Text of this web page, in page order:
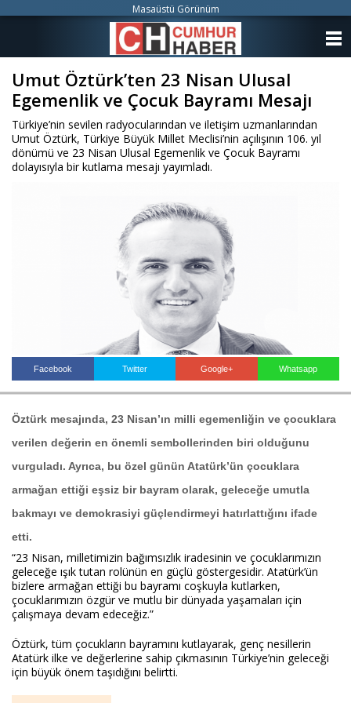
Umut Öztürk’ten 23 Nisan Ulusal
Egemenlik ve Çocuk Bayramı Mesajı
Türkiye’nin sevilen radyocularından ve iletişim uzmanlarından
Umut Öztürk, Türkiye Büyük Millet Meclisi’nin açılışının 106. yıl
dönümü ve 23 Nisan Ulusal Egemenlik ve Çocuk Bayramı
dolayısıyla bir kutlama mesajı yayımladı.
Facebook Twitter Google+ Whatsapp
Öztürk mesajında, 23 Nisan’ın milli egemenliğin ve çocuklara
verilen değerin en önemli sembollerinden biri olduğunu
vurguladı. Ayrıca, bu özel günün Atatürk’ün çocuklara
armağan ettiği eşsiz bir bayram olarak, geleceğe umutla
bakmayı ve demokrasiyi güçlendirmeyi hatırlattığını ifade
etti.
“23 Nisan, milletimizin bağımsızlık iradesinin ve çocuklarımızın
geleceğe ışık tutan rolünün en güçlü göstergesidir. Atatürk’ün
bizlere armağan ettiği bu bayramı coşkuyla kutlarken,
çocuklarımızın özgür ve mutlu bir dünyada yaşamaları için
çalışmaya devam edeceğiz.”
Öztürk, tüm çocukların bayramını kutlayarak, genç nesillerin
Atatürk ilke ve değerlerine sahip çıkmasının Türkiye’nin geleceği
için büyük önem taşıdığını belirtti.
Masaüstü Görünüm
KATEGORİLER
ANKETLER